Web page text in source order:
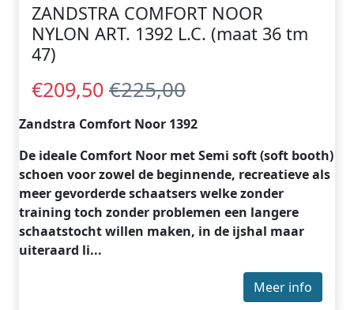
ZANDSTRA COMFORT NOOR
NYLON ART. 1392 L.C. (maat 36 tm
47)
€209,50 €225,00
Zandstra Comfort Noor 1392
De ideale Comfort Noor met Semi soft (soft booth)
schoen voor zowel de beginnende, recreatieve als
meer gevorderde schaatsers welke zonder
training toch zonder problemen een langere
schaatstocht willen maken, in de ijshal maar
uiteraard li...
Meer info